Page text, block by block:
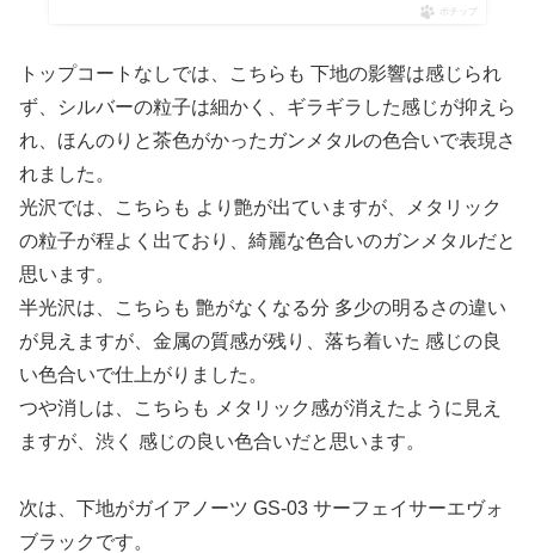
ポチップ
トップコートなしでは、こちらも 下地の影響は感じられ
ず、シルバーの粒子は細かく、ギラギラした感じが抑えら
れ、ほんのりと茶色がかったガンメタルの色合いで表現さ
れました。
光沢では、こちらも より艶が出ていますが、メタリック
の粒子が程よく出ており、綺麗な色合いのガンメタルだと
思います。
半光沢は、こちらも 艶がなくなる分 多少の明るさの違い
が見えますが、金属の質感が残り、落ち着いた 感じの良
い色合いで仕上がりました。
つや消しは、こちらも メタリック感が消えたように見え
ますが、渋く 感じの良い色合いだと思います。
次は、下地がガイアノーツ GS-03 サーフェイサーエヴォ
ブラックです。